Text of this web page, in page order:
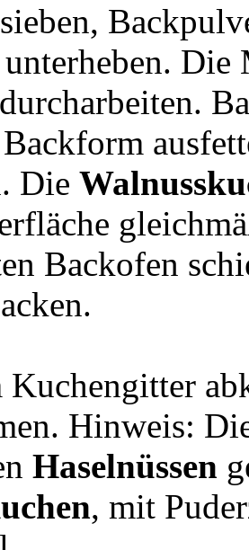
unterheben. Die
Die
Backofen
Hinweis:
Haselnüssen
, mit